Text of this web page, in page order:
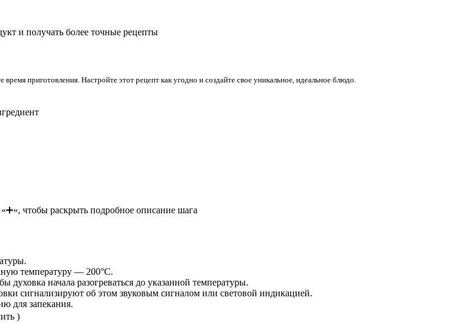
и получать более точные рецепты
приготовления. Настройте этот рецепт как угодно и создайте свое уникальное, идеальное блюдо.
чтобы раскрыть подробное описание шага
температуру — 200°C.
начала разогреваться до указанной температуры.
сигнализируют об этом звуковым сигналом или световой индикацией.
для запекания.
)